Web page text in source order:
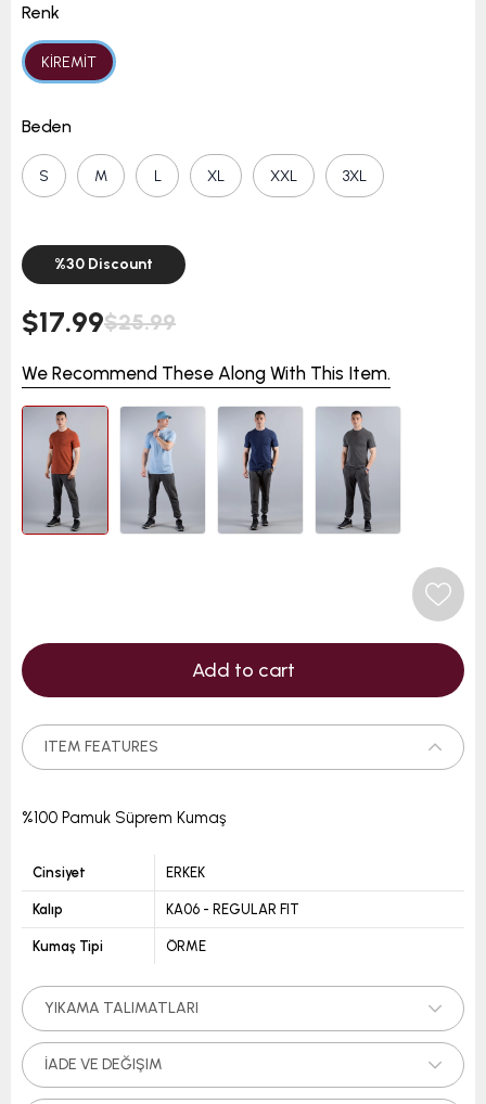
Renk
KİREMİT
Beden
S M L XL XXL 3XL
%30 Discount
$25.99
$17.99
We Recommend These Along With This Item.
ITEM FEATURES
%100 Pamuk Süprem Kumaş
Cinsiyet ERKEK
Kalıp KA06 - REGULAR FIT
Kumaş Tipi ÖRME
YIKAMA TALIMATLARI
İADE VE DEĞIŞIM